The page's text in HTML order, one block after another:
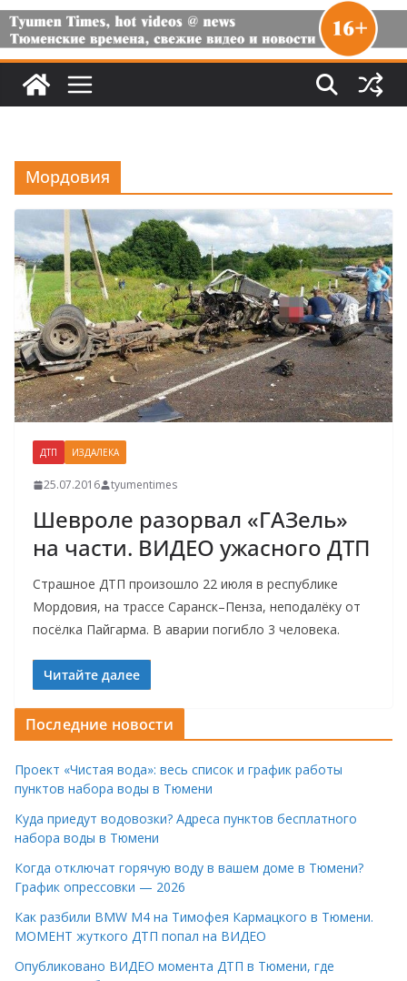
Мордовия
ДТП ИЗДАЛЕКА
25.07.2016 tyumentimes
Шевроле разорвал «ГАЗель»
на части. ВИДЕО ужасного ДТП
Страшное ДТП произошло 22 июля в республике
Мордовия, на трассе Саранск–Пенза, неподалёку от
посёлка Пайгарма. В аварии погибло 3 человека.
Читайте далее
Последние новости
Проект «Чистая вода»: весь список и график работы
пунктов набора воды в Тюмени
Куда приедут водовозки? Адреса пунктов бесплатного
набора воды в Тюмени
Когда отключат горячую воду в вашем доме в Тюмени?
График опрессовки — 2026
Как разбили BMW M4 на Тимофея Кармацкого в Тюмени.
МОМЕНТ жуткого ДТП попал на ВИДЕО
Опубликовано ВИДЕО момента ДТП в Тюмени, где